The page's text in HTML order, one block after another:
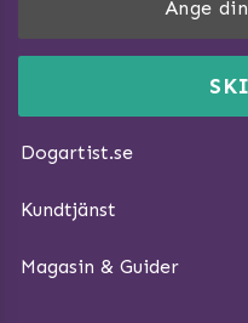
Dogartist.se
DogArtist.se drivs av:
E-post:info@dogartist.se
Kundtjänst
Ångra Köp
Magasin & Guider
Träna Nose Work hemma
Så gör du promenaden
Hundbäddar